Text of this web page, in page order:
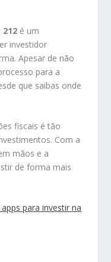
é um
investidor
Apesar de não
para a
que saibas onde
fiscais é tão
Com a
mãos e a
de forma mais
para investir na